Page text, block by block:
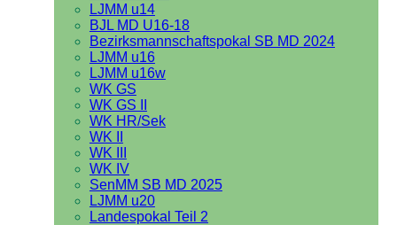
LJMM u14
BJL MD U16-18
Bezirksmannschaftspokal SB MD 2024
LJMM u16
LJMM u16w
WK GS
WK GS II
WK HR/Sek
WK II
WK III
WK IV
SenMM SB MD 2025
LJMM u20
Landespokal Teil 2